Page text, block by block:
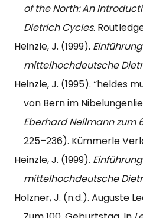
of the North: An
Dietrich Cycles.
Heinzle, J. (1999).
mittelhochdeutsche
Heinzle, J. (1995). “heldes
von Bern im
Eberhard Nellmann zum
225–236). Kümmerle
Heinzle, J. (1999).
mittelhochdeutsche
Holzner, J. (n.d.). Auguste